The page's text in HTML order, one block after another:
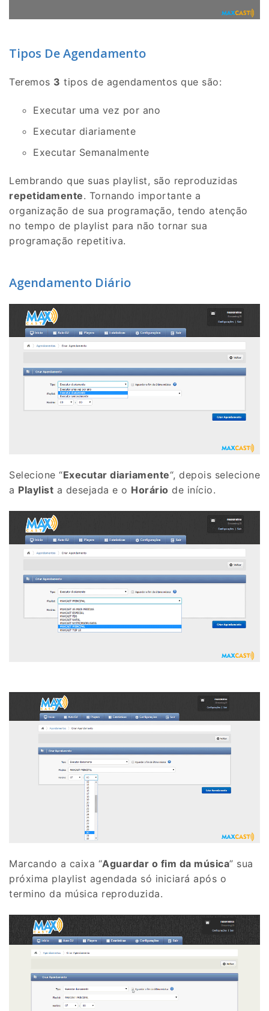
Tipos De Agendamento
Teremos 3 tipos de agendamentos que são:
Executar uma vez por ano
Executar diariamente
Executar Semanalmente
Lembrando que suas playlist, são reproduzidas
repetidamente. Tornando importante a
organização de sua programação, tendo atenção
no tempo de playlist para não tornar sua
programação repetitiva.
Agendamento Diário
Selecione “Executar diariamente“, depois selecione
a Playlist a desejada e o Horário de início.
Marcando a caixa “Aguardar o fim da música” sua
próxima playlist agendada só iniciará após o
termino da música reproduzida.